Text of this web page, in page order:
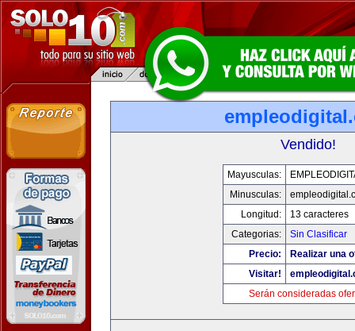
Vendido!
Mayusculas:
Minusculas:
Longitud:
13 caracteres
Categorias:
Sin Clasificar
Precio:
Realizar una
Visitar!
Serán consideradas